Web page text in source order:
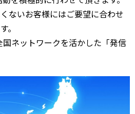
ないお客様にはご要望に合わせ
。
ネットワークを活かした「発信